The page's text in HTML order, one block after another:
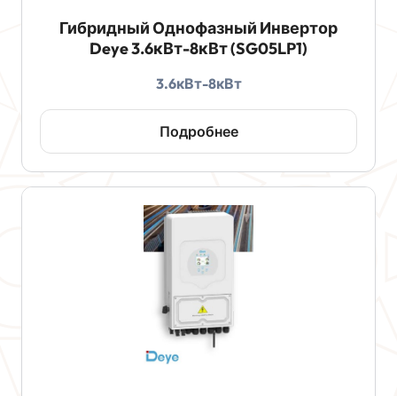
Гибридный Однофазный Инвертор
Deye 3.6кВт-8кВт (SG05LP1)
3.6кВт-8кВт
Подробнее